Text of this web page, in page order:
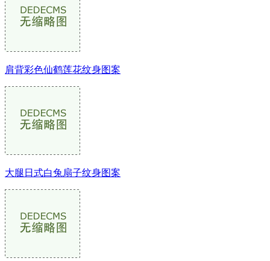
肩背彩色仙鹤莲花纹身图案
大腿日式白兔扇子纹身图案